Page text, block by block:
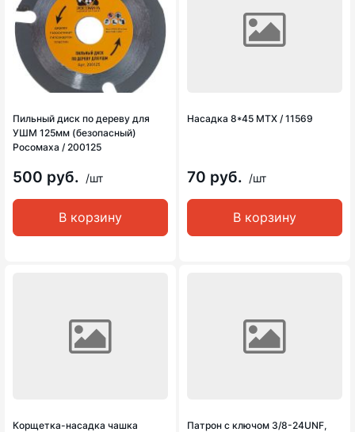
Пильный диск по дереву для
УШМ 125мм (безопасный)
Росомаха / 200125
500 руб. /шт
В корзину
Насадка 8*45 MTX / 11569
70 руб. /шт
В корзину
Корщетка-насадка чашка
Патрон с ключом 3/8-24UNF,